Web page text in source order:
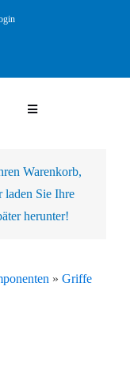
Toggle
Warenkorb,
laden Sie Ihre
herunter!
» Griffe